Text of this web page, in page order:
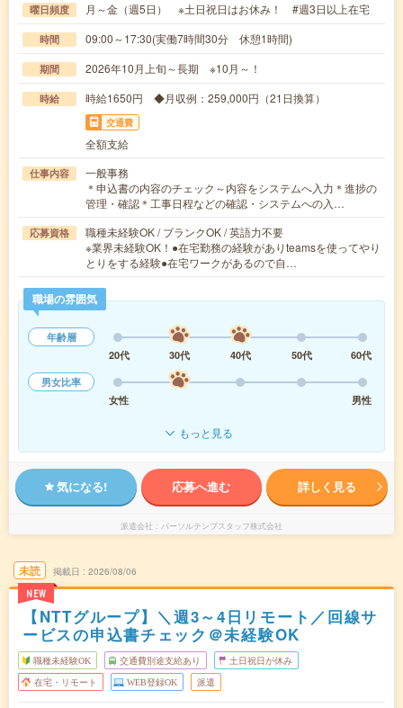
曜日頻度 月～金（週5日） ※土日祝日はお休み！ #週3日以上在宅
時間 09:00～17:30(実働7時間30分 休憩1時間)
期間 2026年10月上旬～長期 ※10月～！
時給 時給1650円 ◆月収例：259,000円（21日換算）
交通費
全額支給
仕事内容
一般事務
＊申込書の内容のチェック～内容をシステムへ入力＊進捗の
管理・確認＊工事日程などの確認・システムへの入…
応募資格
職種未経験OK / ブランクOK / 英語力不要
※業界未経験OK！●在宅勤務の経験がありteamsを使ってやり
とりをする経験●在宅ワークがあるので自…
職場の雰囲気
年齢層
20代
30代 40代 50代
60代
男女比率
女性
男性
もっと見る
気になる! 応募へ進む 詳しく見る
派遣会社 パーソルテンプスタッフ株式会社
未読
NEW
掲載日 2026/08/06
【NTTグループ】＼週3～4日リモート／回線サ
ービスの申込書チェック＠未経験OK
職種未経験OK 交通費別途支給あり 土日祝日が休み
在宅・リモート WEB登録OK 派遣